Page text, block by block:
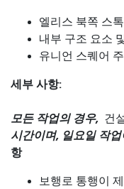
엘리스 북쪽 스
내부 구조 요소
유니언 스퀘어
세부 사항:
모든 작업의 ​​경우, 건
시간이며, 일요일 작
항
보행로 통행이